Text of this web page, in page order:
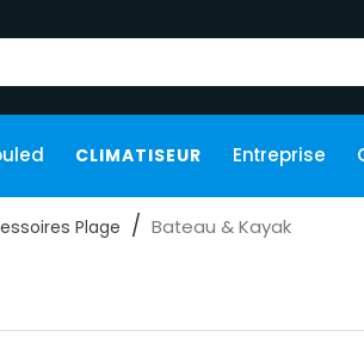
CLIMATISEUR Entreprise
Plage Bateau & Kayak